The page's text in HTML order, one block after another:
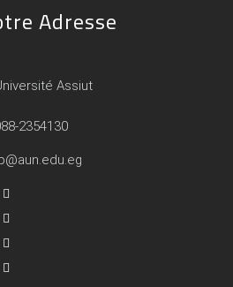
Adresse
Assiut
2354130